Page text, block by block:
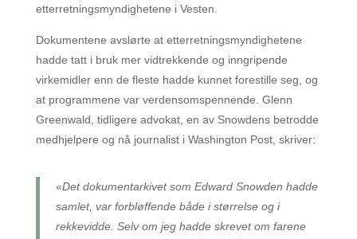
etterretningsmyndighetene i Vesten.
Dokumentene avslørte at etterretningsmyndighetene
hadde tatt i bruk mer vidtrekkende og inngripende
virkemidler enn de fleste hadde kunnet forestille seg, og
at programmene var verdensomspennende. Glenn
Greenwald, tidligere advokat, en av Snowdens betrodde
medhjelpere og nå journalist i Washington Post, skriver:
«Det dokumentarkivet som Edward Snowden hadde
samlet, var forbløffende både i størrelse og i
rekkevidde. Selv om jeg hadde skrevet om farene